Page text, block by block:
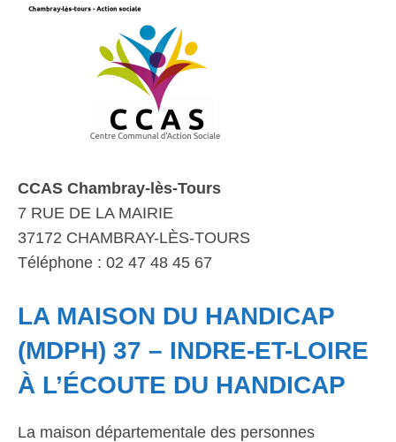
CCAS Chambray-lès-Tours
7 RUE DE LA MAIRIE
37172 CHAMBRAY-LÈS-TOURS
Téléphone : 02 47 48 45 67
LA MAISON DU HANDICAP
(MDPH) 37 – INDRE-ET-LOIRE
À L’ÉCOUTE DU HANDICAP
La maison départementale des personnes